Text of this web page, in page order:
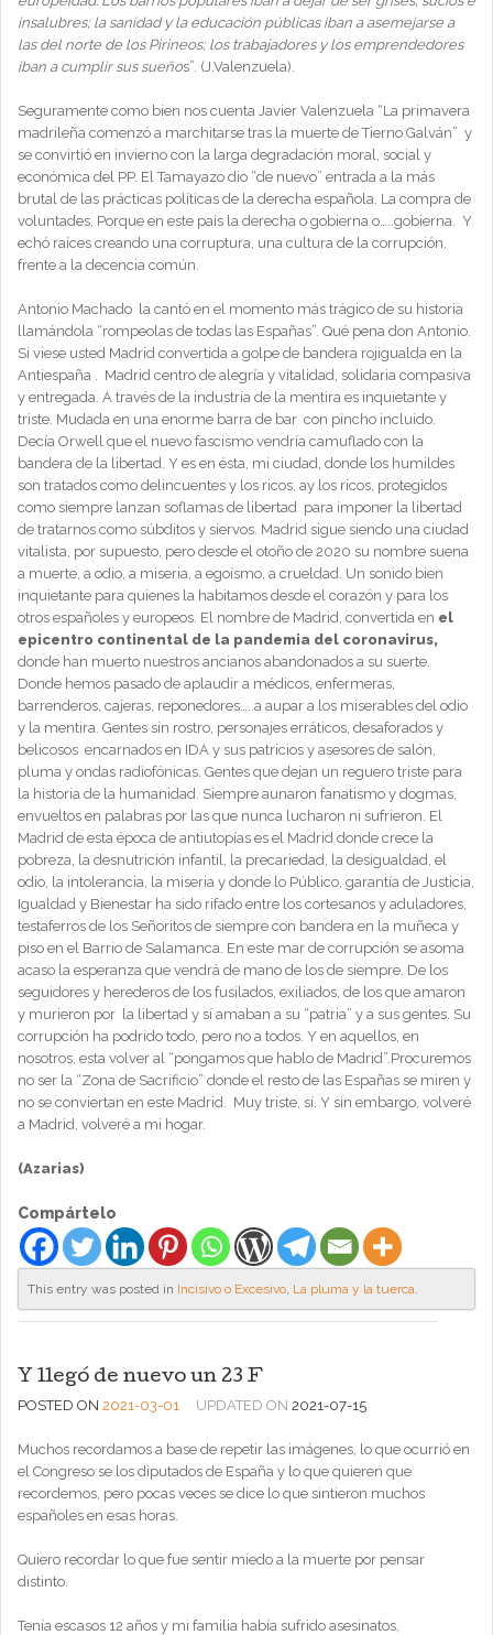
insalubres; la sanidad y la educación públicas iban a asemejarse a
las del norte de los Pirineos; los trabajadores y los emprendedores
iban a cumplir sus sueños”. (J.Valenzuela).
Seguramente como bien nos cuenta Javier Valenzuela “La primavera
madrileña comenzó a marchitarse tras la muerte de Tierno Galván” y
se convirtió en invierno con la larga degradación moral, social y
económica del PP. El Tamayazo dio “de nuevo” entrada a la más
brutal de las prácticas políticas de la derecha española. La compra de
voluntades. Porque en este país la derecha o gobierna o…..gobierna. Y
echó raíces creando una corruptura, una cultura de la corrupción,
frente a la decencia común.
Antonio Machado la cantó en el momento más trágico de su historia
llamándola “rompeolas de todas las Españas”. Qué pena don Antonio.
Si viese usted Madrid convertida a golpe de bandera rojigualda en la
Antiespaña . Madrid centro de alegría y vitalidad, solidaria compasiva
y entregada. A través de la industria de la mentira es inquietante y
triste. Mudada en una enorme barra de bar con pincho incluido.
Decía Orwell que el nuevo fascismo vendría camuflado con la
bandera de la libertad. Y es en ésta, mi ciudad, donde los humildes
son tratados como delincuentes y los ricos, ay los ricos, protegidos
como siempre lanzan soflamas de libertad para imponer la libertad
de tratarnos como súbditos y siervos. Madrid sigue siendo una ciudad
vitalista, por supuesto, pero desde el otoño de 2020 su nombre suena
a muerte, a odio, a miseria, a egoísmo, a crueldad. Un sonido bien
inquietante para quienes la habitamos desde el corazón y para los
otros españoles y europeos. El nombre de Madrid, convertida en el
epicentro continental de la pandemia del coronavirus,
donde han muerto nuestros ancianos abandonados a su suerte.
Donde hemos pasado de aplaudir a médicos, enfermeras,
barrenderos, cajeras, reponedores…..a aupar a los miserables del odio
y la mentira. Gentes sin rostro, personajes erráticos, desaforados y
belicosos encarnados en IDA y sus patricios y asesores de salón,
pluma y ondas radiofónicas. Gentes que dejan un reguero triste para
la historia de la humanidad. Siempre aunaron fanatismo y dogmas,
envueltos en palabras por las que nunca lucharon ni sufrieron. El
Madrid de esta época de antiutopías es el Madrid donde crece la
pobreza, la desnutrición infantil, la precariedad, la desigualdad, el
odio, la intolerancia, la miseria y donde lo Público, garantía de Justicia,
Igualdad y Bienestar ha sido rifado entre los cortesanos y aduladores,
testaferros de los Señoritos de siempre con bandera en la muñeca y
piso en el Barrio de Salamanca. En este mar de corrupción se asoma
acaso la esperanza que vendrá de mano de los de siempre. De los
seguidores y herederos de los fusilados, exiliados, de los que amaron
y murieron por la libertad y sí amaban a su “patria” y a sus gentes. Su
corrupción ha podrido todo, pero no a todos. Y en aquellos, en
nosotros, esta volver al “pongamos que hablo de Madrid”.Procuremos
no ser la “Zona de Sacrificio” donde el resto de las Españas se miren y
no se conviertan en este Madrid. Muy triste, sí. Y sin embargo, volveré
a Madrid, volveré a mi hogar.
(Azarias)
Compártelo
This entry was posted in Incisivo o Excesivo La pluma y la tuerca
Y llegó de nuevo un 23 F
POSTED ON 2021-03-01 UPDATED ON 2021-07-15
Muchos recordamos a base de repetir las imágenes, lo que ocurrió en
el Congreso se los diputados de España y lo que quieren que
recordemos, pero pocas veces se dice lo que sintieron muchos
españoles en esas horas.
Quiero recordar lo que fue sentir miedo a la muerte por pensar
distinto.
Tenía escasos 12 años y mi familia había sufrido asesinatos,